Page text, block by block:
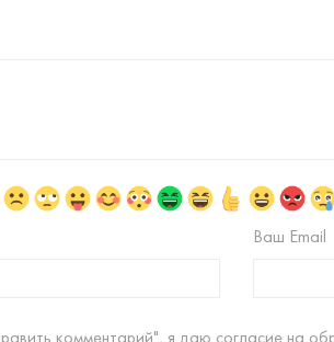
Ваш Email
комментарий", я даю согласие на